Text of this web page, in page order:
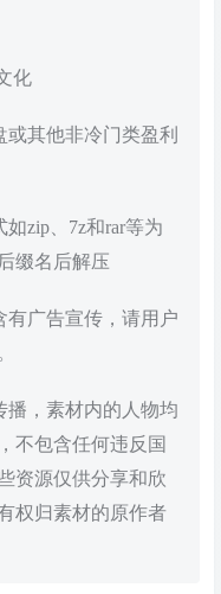
化
其他非冷门类盈利
zip、7z和rar等为
缀名后解压
有广告宣传，请用户
播，素材内的人物均
不包含任何违反国
资源仅供分享和欣
权归素材的原作者